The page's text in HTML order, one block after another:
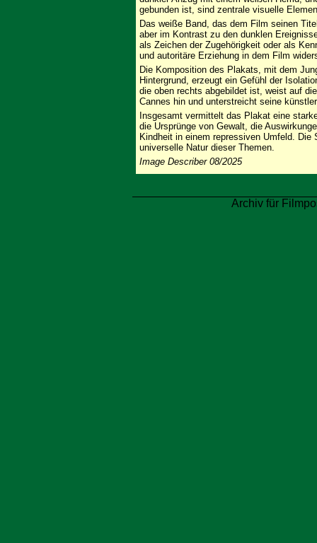
gebunden ist, sind zentrale visuelle
Das weiße Band, das dem Film seinen
aber im Kontrast zu den dunklen
als Zeichen der Zugehörigkeit oder als
und autoritäre Erziehung in dem Film
Die Komposition des Plakats, mit dem
Hintergrund, erzeugt ein Gefühl der
die oben rechts abgebildet ist, weist auf
Cannes hin und unterstreicht seine
Insgesamt vermittelt das Plakat eine
die Ursprünge von Gewalt, die
Kindheit in einem repressiven Umfeld.
universelle Natur dieser Themen.
Image Describer 08/2025
Archiv für